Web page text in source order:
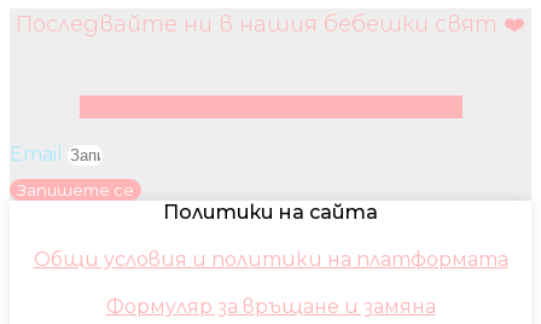
Последвайте ни в нашия бебешки свят ❤️
Email
Запишете се
Политики на сайта
Общи условия и политики на платформата
Формуляр за връщане и замяна